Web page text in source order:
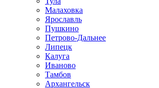
Малаховка
Ярославль
Пушкино
Петрово-Дальнее
Липецк
Калуга
Иваново
Тамбов
Архангельск